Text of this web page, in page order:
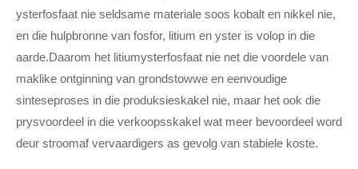
ysterfosfaat nie seldsame materiale soos kobalt en nikkel nie,
en die hulpbronne van fosfor, litium en yster is volop in die
aarde.Daarom het litiumysterfosfaat nie net die voordele van
maklike ontginning van grondstowwe en eenvoudige
sinteseproses in die produksieskakel nie, maar het ook die
prysvoordeel in die verkoopsskakel wat meer bevoordeel word
deur stroomaf vervaardigers as gevolg van stabiele koste.